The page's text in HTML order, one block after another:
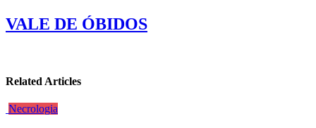
VALE DE ÓBIDOS
Related Articles
Necrologia